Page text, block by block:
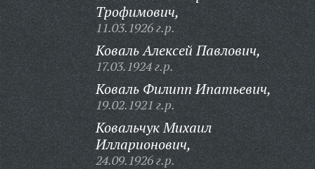
Трофимович,
11.03.1926 г.р.
Коваль Алексей Павлович,
17.03.1924 г.р.
Коваль Филипп Ипатьевич,
19.02.1921 г.р.
Ковальчук Михаил
Илларионович,
24.09.1926 г.р.